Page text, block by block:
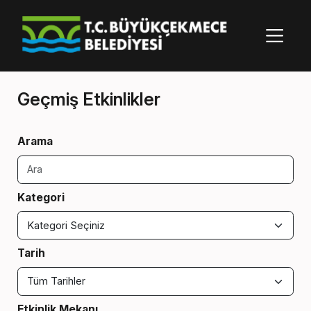
Geçmiş Etkinlikler
Arama
Kategori
Tarih